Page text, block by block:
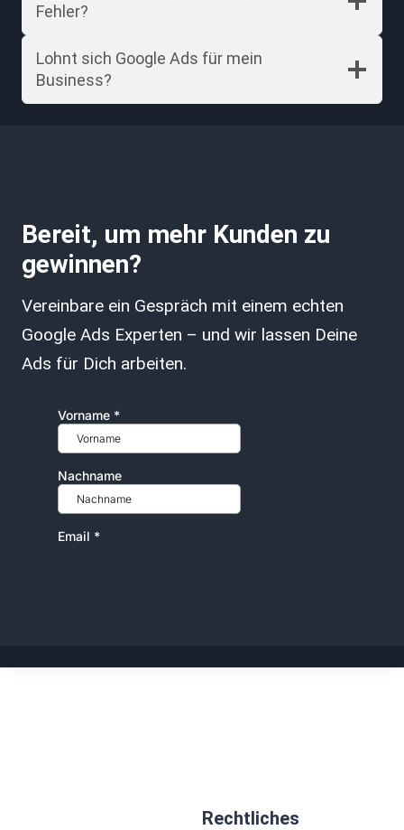
Fehler?
Lohnt sich Google Ads für mein
Business?
Bereit, um mehr Kunden zu
gewinnen?
Vereinbare ein Gespräch mit einem echten
Google Ads Experten – und wir lassen Deine
Ads für Dich arbeiten.
Rechtliches